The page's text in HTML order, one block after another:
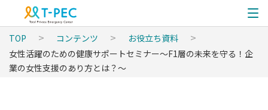
TOP コンテンツ
お役立ち資料
女性活躍のための健康サポートセミナー～F1層の未来を守る！企
業の女性支援のあり方とは？～